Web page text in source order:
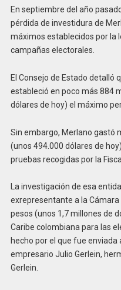
En septiembre del año
pérdida de investidura de
máximos establecidos por la
campañas electorales.
El Consejo de Estado detalló
estableció en poco más 884
dólares de hoy) el máximo
Sin embargo, Merlano gastó
(unos 494.000 dólares de
pruebas recogidas por la
La investigación de esa
exrepresentante a la
pesos (unos 1,7 millones de
Caribe colombiana para las
hecho por el que fue enviada
empresario Julio Gerlein,
Gerlein.